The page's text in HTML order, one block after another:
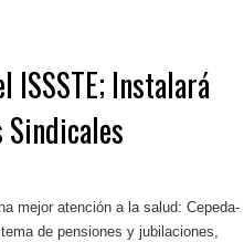
ISSSTE; Instalará
Sindicales
mejor atención a la salud: Cepeda-
de pensiones y jubilaciones,